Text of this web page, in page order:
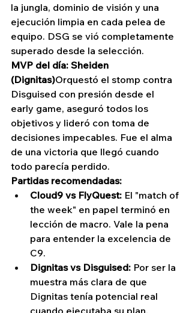
la jungla, dominio de visión y una
ejecución limpia en cada pelea de
equipo. DSG se vió completamente
superado desde la selección.
MVP del día: Sheiden
(Dignitas)Orquestó el stomp contra
Disguised con presión desde el
early game, aseguró todos los
objetivos y lideró con toma de
decisiones impecables. Fue el alma
de una victoria que llegó cuando
todo parecía perdido.
Partidas recomendadas:
Cloud9 vs FlyQuest: El "match of
the week" en papel terminó en
lección de macro. Vale la pena
para entender la excelencia de
C9.
Dignitas vs Disguised: Por ser la
muestra más clara de que
Dignitas tenía potencial real
cuando ejecutaba su plan.